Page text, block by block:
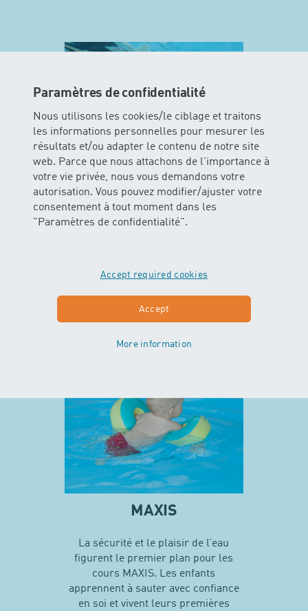
Paramètres de confidentialité
Nous utilisons les cookies/le ciblage et traitons
les informations personnelles pour mesurer les
résultats et/ou adapter le contenu de notre site
web. Parce que nous attachons de l'importance à
votre vie privée, nous vous demandons votre
autorisation. Vous pouvez modifier/ajuster votre
consentement à tout moment dans les
"Paramètres de confidentialité".
Accept required cookies
Accept
More information
MINIS
flottent dans l’eau avec ou sans
MAXIS
La sécurité et le plaisir de l’eau
figurent le premier plan pour les
cours MAXIS. Les enfants
apprennent à sauter avec confiance
en soi et vivent leurs premières